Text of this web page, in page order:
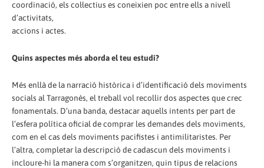
coordinació, els col·lectius es coneixien poc entre ells a nivell
d’activitats,
accions i actes.
Quins aspectes més aborda el teu estudi?
Més enllà de la narració històrica i d’identificació dels moviments
socials al Tarragonès, el treball vol recollir dos aspectes que crec
fonamentals. D’una banda, destacar aquells intents per part de
l’esfera política oficial de comprar les demandes dels moviments,
com en el cas dels moviments pacifistes i antimilitaristes. Per
l’altra, completar la descripció de cadascun dels moviments i
incloure-hi la manera com s’organitzen, quin tipus de relacions